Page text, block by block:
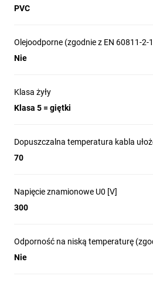
PVC
Olejoodporne (zgodnie z EN 60811-2-
Nie
Klasa żyły
Klasa 5 = giętki
Dopuszczalna temperatura kabla
70
Napięcie znamionowe U0 [V]
300
Odporność na niską temperaturę
Nie